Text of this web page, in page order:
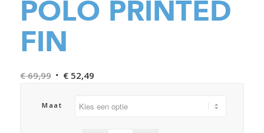
POLO PRINTED
FIN
€69,99 Oorspronkelijke
was:
€52,49Huidige
is:
Maat